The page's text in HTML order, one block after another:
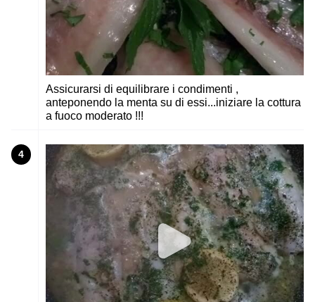
Assicurarsi di equilibrare i condimenti ,
anteponendo la menta su di essi...iniziare la cottura
a fuoco moderato !!!
4